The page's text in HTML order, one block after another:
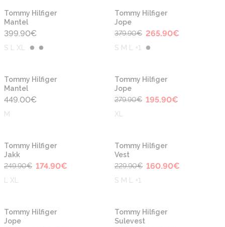
Tommy Hilfiger
Mantel
399.90€
S L XL
-30%
Tommy Hilfiger
Jope
379.90€ 265.90€
S M L +1
Tommy Hilfiger
Mantel
449.00€
M
-30%
Tommy Hilfiger
Jope
279.90€ 195.90€
XL
-30%
Tommy Hilfiger
Jakk
249.90€ 174.90€
L XL
-30%
Tommy Hilfiger
Vest
229.90€ 160.90€
S M L +1
-30%
Tommy Hilfiger
Jope
-30%
Tommy Hilfiger
Sulevest